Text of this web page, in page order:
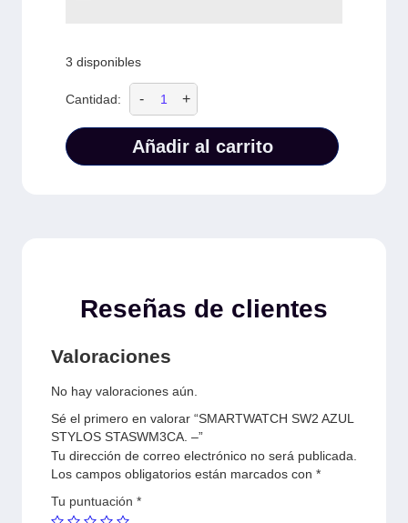
3 disponibles
Cantidad: - +
Añadir al carrito
Reseñas de clientes
Valoraciones
No hay valoraciones aún.
Sé el primero en valorar “SMARTWATCH SW2 AZUL
STYLOS STASWM3CA. –”
Tu dirección de correo electrónico no será publicada.
Los campos obligatorios están marcados con *
Tu puntuación *